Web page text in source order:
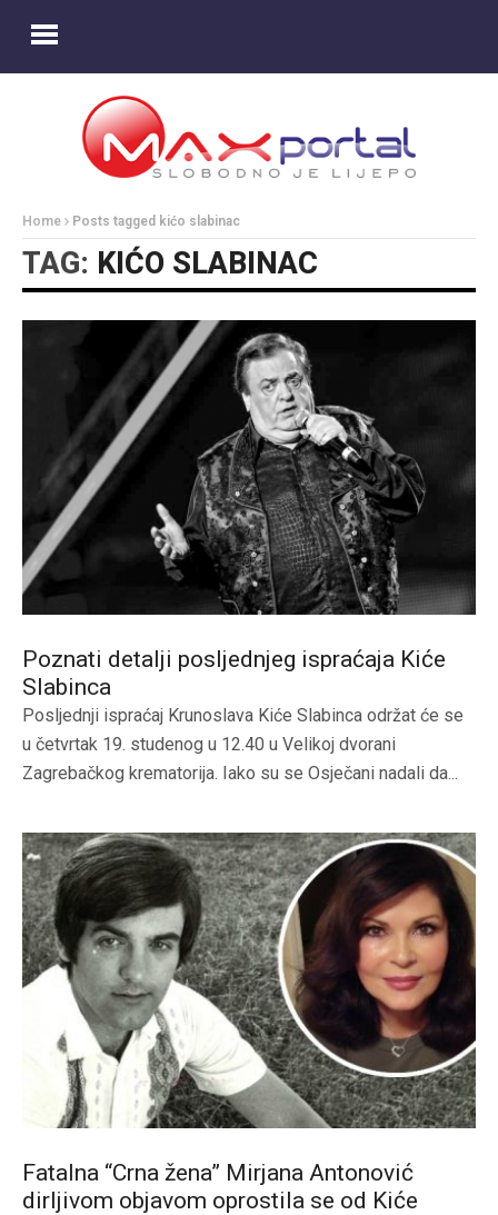
Home Posts tagged kićo slabinac
TAG: KIĆO SLABINAC
Poznati detalji posljednjeg ispraćaja Kiće
Slabinca
Posljednji ispraćaj Krunoslava Kiće Slabinca održat će se
u četvrtak 19. studenog u 12.40 u Velikoj dvorani
Zagrebačkog krematorija. Iako su se Osječani nadali da...
Fatalna “Crna žena” Mirjana Antonović
dirljivom objavom oprostila se od Kiće